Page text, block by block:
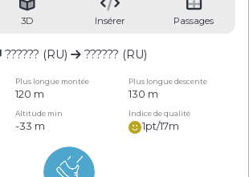
3D Insérer Passages
?????? (RU) ?????? (RU)
Plus longue montée Plus longue descente
120 m 130 m
Altitude min Indice de qualité
-33 m 1pt/17m